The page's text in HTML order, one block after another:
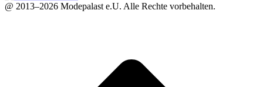
@ 2013–2026 Modepalast e.U. Alle Rechte vorbehalten.